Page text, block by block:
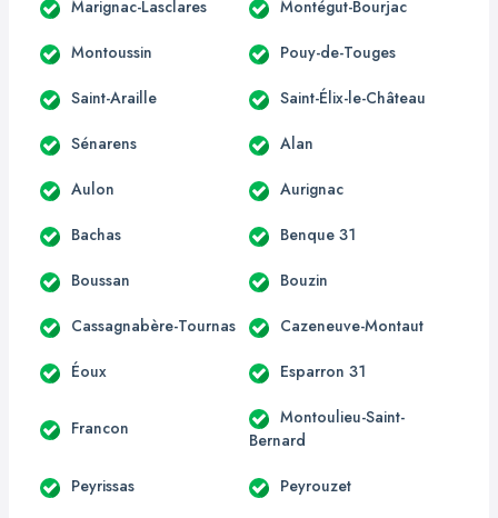
Marignac-Lasclares Montégut-Bourjac
Montoussin Pouy-de-Touges
Saint-Araille Saint-Élix-le-Château
Sénarens Alan
Aulon Aurignac
Bachas Benque 31
Boussan Bouzin
Cassagnabère-Tournas Cazeneuve-Montaut
Éoux Esparron 31
Francon
Montoulieu-Saint-
Bernard
Peyrissas Peyrouzet